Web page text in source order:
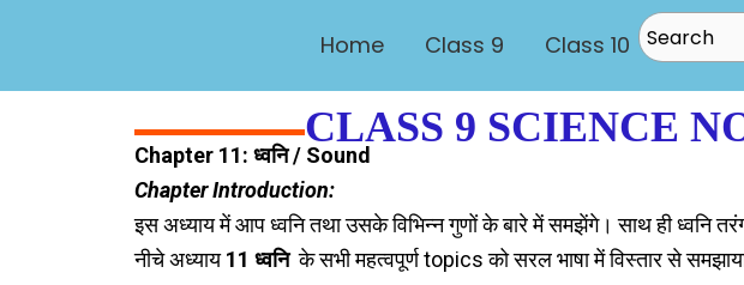
content
Home Class 9 Class 10
CLASS 9 SCIENCE
Chapter 11: ध्वनि / Sound
Chapter Introduction:
इस अध्याय में आप ध्वनि तथा उसके विभिन्न गुणों के बारे में समझेंगे। साथ ही ध्वनि
नीचे अध्याय11 ध्वनि के सभी महत्वपूर्ण topics को सरल भाषा में विस्तार से